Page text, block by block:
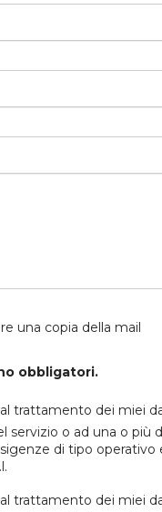
una copia della mail
obbligatori.
trattamento dei miei
servizio o ad una o più
di tipo operativo
trattamento dei miei